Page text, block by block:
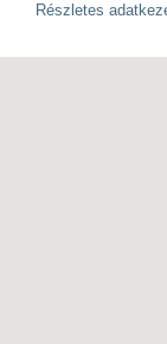
Részletes